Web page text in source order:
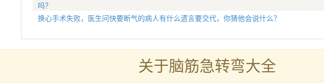
吗？
换心手术失败，医生问快要断气的病人有什么遗言要交代，你猜他会说什么？
关于脑筋急转弯大全